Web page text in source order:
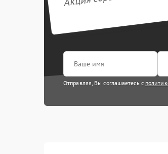
Отправляя, Вы соглашаетесь с